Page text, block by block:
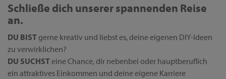
Schließe dich unserer spannenden Reise
an.
DU BISTgerne kreativ und liebst es, deine eigenen DIY-Ideen
zu verwirklichen?
DU SUCHSTeine Chance, dir nebenbei oder hauptberuflich
ein attraktives Einkommen und deine eigene Karriere